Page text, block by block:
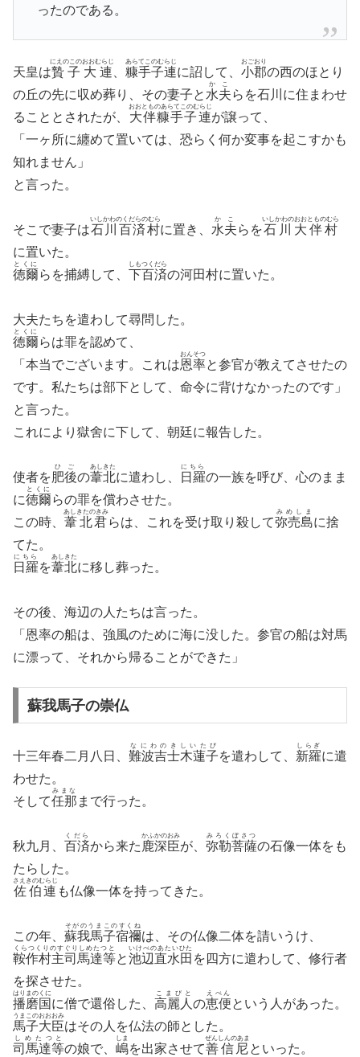
ったのである。
天皇は贄子大連
にえのこのおおむらじ
糠手子連
あらてこのむらじ
に詔して、 小郡
おごおり
の西のほとり
の丘の先に収め葬り、その妻子と 水夫
かこ
らを石川に住まわせ
ることとされたが、
大伴糠手子連
おおとものあらてこのむらじ
が譲って、
「一ヶ所に纏めて置いては、恐らく何か変事を起こすかも
知れません」
と言った。
そこで妻子は石川百済村
いしかわのくだらのむら
に置き、 水夫
かこ
らを石川大伴村
いしかわのおおとものむら
に置いた。
徳爾
とくに
らを捕縛して、 下百済
しもつくだら
の河田村に置いた。
大夫たちを遣わして尋問した。
徳爾
とくに
らは罪を認めて、
「本当でございます。これは恩率
おんそつ
と参官が教えてさせたの
です。私たちは部下として、命令に背けなかったのです」
と言った。
これにより獄舍に下して、朝廷に報告した。
使者を肥後
ひご
の葦北
あしきた
に遣わし、 日羅
にちら
の一族を呼び、心のまま
に徳爾
とくに
らの罪を償わさせた。
この時、 葦北君
あしきたのきみ
らは、これを受け取り殺して弥売島
みめしま
に捨
てた。
日羅
にちら
を葦北
あしきた
に移し葬った。
その後、海辺の人たちは言った。
「恩率の船は、強風のために海に没した。参官の船は対馬
に漂って、それから帰ることができた」
蘇我馬子の崇仏
十三年春二月八日、 難波吉士木蓮子
なにわのきしいたび
を遣わして、 新羅
しらぎ
に遣
わせた。
そして任那
みまな
まで行った。
秋九月、 百済
くだら
から来た 鹿深臣
かふかのおみ
が、 弥勒菩薩
みろくぼさつ
の石像一体をも
たらした。
佐伯連
さえきのむらじ
も仏像一体を持ってきた。
この年、 蘇我馬子宿禰
そがのうまこのすくね
は、その仏像二体を請いうけ、
鞍作村主司馬達等
くらつくりのすぐりしめたつと
と池辺直水田
いけべのあたいひた
を四方に遣わして、修行者
を探させた。
播磨国
はりまのくに
に僧で還俗した、 高麗人
こまびと
の恵便
えべん
という人があった。
馬子大臣
うまこのおおおみ
はその人を仏法の師とした。
司馬達等
しめたつと
の娘で、 嶋
しま
を出家させて善信尼
ぜんしんのあま
といった。